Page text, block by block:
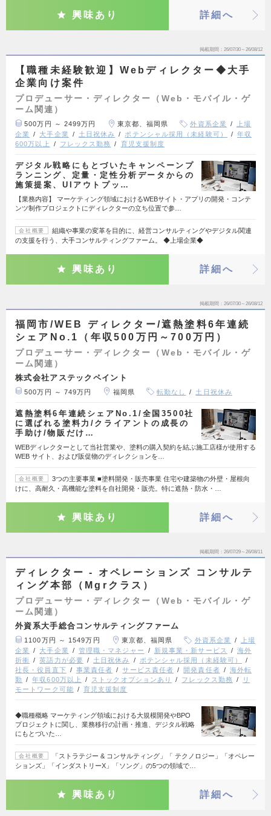
興味あり 詳細へ
掲載期間 26/07/30～26/08/12
【職種未経験歓迎】Webディレクター◆大手
企業向け案件
プロデューサー・ディレクター（Web・モバイル・ゲ
ーム関連）
500万円 ～ 2499万円 東京都、福岡県 外資系企業
上場
企業
大手企業 土日祝休み ポテンシャル採用（未経験可）
年収
600万以上
フレックス勤務 育児支援制度
デジタル戦略にもとづいたキャンペーンプ
ランニング、定量・定性分析データからの
施策提案、UIアウトプッ…
【業務内容】 マーケティング領域におけるWEBサイト・アプリの開発・コンテ
ンツ制作プロジェクトにディレクターの立ち位置で参…
会社概要
組織や事業の変革を目的に、経営コンサルティングやデジタル関連
の支援を行う、大手コンサルティングファーム。 ◆上場企業◆
興味あり 詳細へ
掲載期間 26/07/30～26/08/12
福岡市/WEB ディレクター/遮熱塗料6年連続
シェアNo.1（年収500万円～700万円）
プロデューサー・ディレクター（Web・モバイル・ゲ
ーム関連）
株式会社アステックペイント
500万円 ～ 749万円 福岡県 転勤なし 土日祝休み
遮熱塗料6年連続シェアNo.1/全国3500社
に選ばれる塗料力/クライアントの成長の
手助け/物販だけ…
WEBディレクターとして当社営業や、塗料の購入契約を結ぶ施工店様が使用する
WEB サイト、および販促物のディレクションを…
会社概要
3つの主要事業 ■塗料開発・販売事業 住宅や建築物の外壁・屋根向
けに、高耐久・高機能な塗料を自社開発・販売。特に遮熱・防水・…
興味あり 詳細へ
掲載期間 26/07/29～26/08/11
ディレクター - オペレーションズ コンサルテ
ィング本部（Mgrクラス）
プロデューサー・ディレクター（Web・モバイル・ゲ
ーム関連）
外資系大手総合コンサルティングファーム
1100万円 ～ 1549万円 東京都、福岡県 外資系企業
上場
企業
大手企業 管理職・マネジャー 新規事業・新サービス
海外
折衝
英語力が必要 土日祝休み
ポテンシャル採用（未経験可）
社長・役員直下
事業責任者 サービス責任者 開発責任者
海外転
勤
年収600万以上 ストックオプションあり フレックス勤務
リ
モートワーク可能
育児支援制度
◆職種概略 マーケティング領域における大規模開発やBPO
プロジェクトに関し、業務移行の計画・推進、デジタル戦略
にもとづいた…
会社概要
「ストラテジー & コンサルティング」「 テクノロジー」「オペレー
ションズ」「インダストリーX」「ソング」の5つの領域で…
興味あり 詳細へ